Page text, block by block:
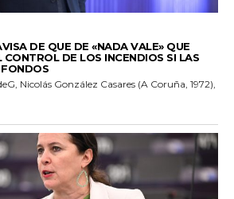
DE QUE DE «NADA VALE» QUE
CONTROL DE LOS INCENDIOS SI LAS
Nicolás González Casares (A Coruña, 1972),